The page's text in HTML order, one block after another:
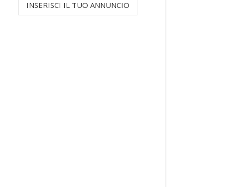
INSERISCI IL TUO ANNUNCIO